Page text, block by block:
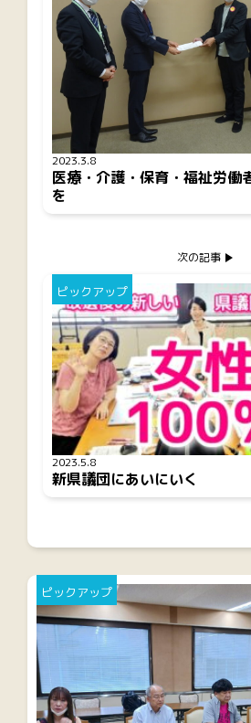
2023.3.8
医療・介護・保育・福祉労働
を
2023.5.8
ピックアップ
新県議団にあいにいく
次の記事
ピックアップ